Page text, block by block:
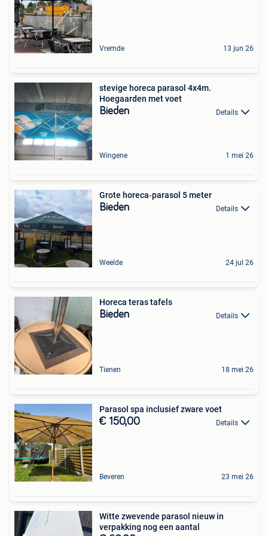
Vremde 13 jun 26
stevige horeca parasol 4x4m.
Hoegaarden met voet
Bieden Details
Wingene 1 mei 26
Grote horeca‑parasol 5 meter
Bieden Details
Weelde 24 jul 26
Horeca teras tafels
Bieden Details
Tienen 18 mei 26
Parasol spa inclusief zware voet
€ 150,00 Details
Beveren 23 mei 26
Witte zwevende parasol nieuw in
verpakking nog een aantal